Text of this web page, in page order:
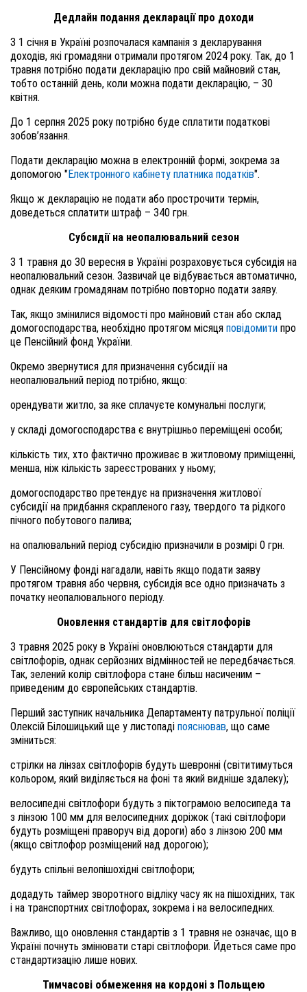
Дедлайн подання декларації про доходи
З 1 січня в Україні розпочалася кампанія з декларування
доходів, які громадяни отримали протягом 2024 року. Так, до 1
травня потрібно подати декларацію про свій майновий стан,
тобто останній день, коли можна подати декларацію, – 30
квітня.
До 1 серпня 2025 року потрібно буде сплатити податкові
зобов’язання.
Подати декларацію можна в електронній формі, зокрема за
допомогою "Електронного кабінету платника податків".
Якщо ж декларацію не подати або прострочити термін,
доведеться сплатити штраф – 340 грн.
Субсидії на неопалювальний сезон
З 1 травня до 30 вересня в Україні розраховується субсидія на
неопалювальний сезон. Зазвичай це відбувається автоматично,
однак деяким громадянам потрібно повторно подати заяву.
Так, якщо змінилися відомості про майновий стан або склад
домогосподарства, необхідно протягом місяця повідомити про
це Пенсійний фонд України.
Окремо звернутися для призначення субсидії на
неопалювальний період потрібно, якщо:
орендувати житло, за яке сплачуєте комунальні послуги;
у складі домогосподарства є внутрішньо переміщені особи;
кількість тих, хто фактично проживає в житловому приміщенні,
менша, ніж кількість зареєстрованих у ньому;
домогосподарство претендує на призначення житлової
субсидії на придбання скрапленого газу, твердого та рідкого
пічного побутового палива;
на опалювальний період субсидію призначили в розмірі 0 грн.
У Пенсійному фонді нагадали, навіть якщо подати заяву
протягом травня або червня, субсидія все одно призначать з
початку неопалювального періоду.
Оновлення стандартів для світлофорів
З травня 2025 року в Україні оновлюються стандарти для
світлофорів, однак серйозних відмінностей не передбачається.
Так, зелений колір світлофора стане більш насиченим –
приведеним до європейських стандартів.
Перший заступник начальника Департаменту патрульної поліції
Олексій Білошицький ще у листопаді пояснював, що саме
зміниться:
стрілки на лінзах світлофорів будуть шевронні (світитимуться
кольором, який виділяється на фоні та який видніше здалеку);
велосипедні світлофори будуть з піктограмою велосипеда та
з лінзою 100 мм для велосипедних доріжок (такі світлофори
будуть розміщені праворуч від дороги) або з лінзою 200 мм
(якщо світлофор розміщений над дорогою);
будуть спільні велопішохідні світлофори;
додадуть таймер зворотного відліку часу як на пішохідних, так
і на транспортних світлофорах, зокрема і на велосипедних.
Важливо, що оновлення стандартів з 1 травня не означає, що в
Україні почнуть змінювати старі світлофори. Йдеться саме про
стандартизацію лише нових.
Тимчасові обмеження на кордоні з Польщею